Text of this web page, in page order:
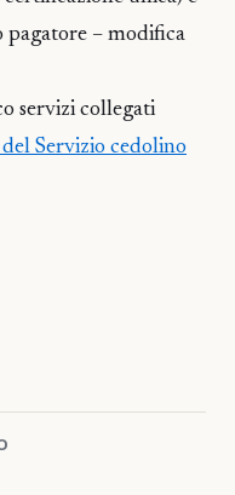
pagatore – modifica
servizi collegati
Servizio cedolino